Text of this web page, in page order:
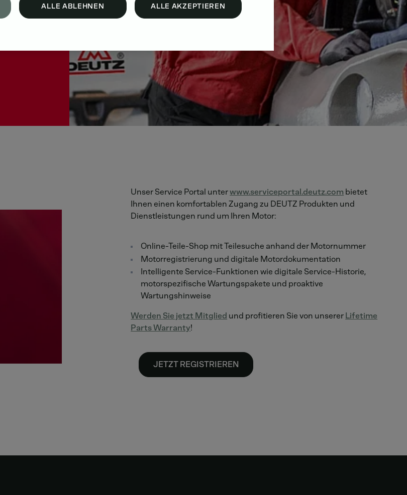
Unser Service Portal unterwww.serviceportal.deutz.com bietet
Ihnen einen komfortablen Zugang zu DEUTZ Produkten und
Dienstleistungen rund um Ihren Motor:
Online-Teile-Shop mit Teilesuche anhand der Motornummer
Motorregistrierung und digitale Motordokumentation
Intelligente Service-Funktionen wie digitale Service-Historie,
motorspezifische Wartungspakete und proaktive
Wartungshinweise
Werden Sie jetzt Mitglied und profitieren Sie von unserer Lifetime
Parts Warranty!
JETZT REGISTRIEREN
ALLE ABLEHNEN ALLE AKZEPTIEREN